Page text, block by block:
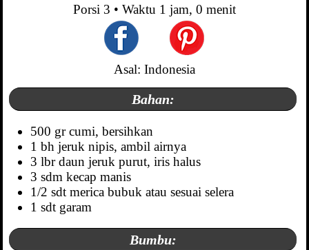
Porsi 3 • Waktu 1 jam, 0 menit
Asal: Indonesia
Bahan:
500 gr cumi, bersihkan
1 bh jeruk nipis, ambil airnya
3 lbr daun jeruk purut, iris halus
3 sdm kecap manis
1/2 sdt merica bubuk atau sesuai selera
1 sdt garam
Bumbu: